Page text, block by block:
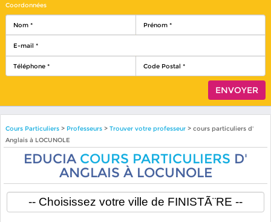
Coordonnées
Cours Particuliers> Professeurs > Trouver votre professeur> cours particuliers d'
Anglais à LOCUNOLE
EDUCIA COURS PARTICULIERS D'
ANGLAIS À LOCUNOLE